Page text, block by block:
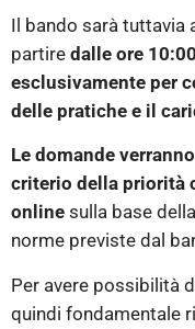
Il bando sarà tuttavia
partire dalle ore
esclusivamente per
delle pratiche e il
Le domande
criterio della priorità
online sulla base
norme previste dal
Per avere possibilità
quindi fondamentale